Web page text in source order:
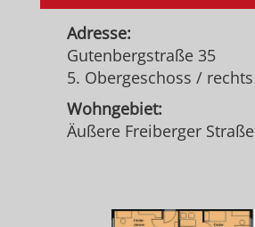
Adresse:
Gutenbergstraße 35
5. Obergeschoss / rechts
Wohngebiet:
Äußere Freiberger Straße